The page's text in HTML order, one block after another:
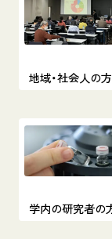
地域・社会人の
学内の研究者の